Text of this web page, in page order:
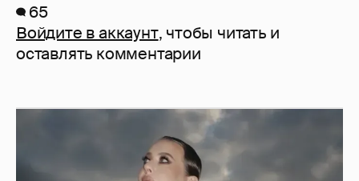
65
Войдите в аккаунт, чтобы читать и
оставлять комментарии